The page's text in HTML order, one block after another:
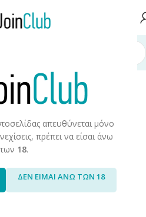
απευθύνεται μόνο
πρέπει να είσαι άνω
των 18.
ΔΕΝ ΕΙΜΑΙ ΑΝΩ ΤΩΝ 18
Icy Pole